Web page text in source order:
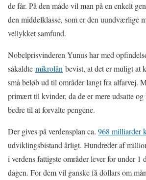
de får. På den måde vil man på en enkelt
den middelklasse, som er den uundværlige
vellykket samfund.
Nobelprisvinderen Yunus har med
såkaldte mikrolån bevist, at det er muligt at
små beløb ud til områder langt fra alfarvej.
primært til kvinder, da de er mere udsatte
bedre til at forvalte pengene.
Der gives på verdensplan ca. 968 milliarder
udviklingsbistand årligt. Hundreder af
i verdens fattigste områder lever for under 1
dagen. For dem vil ganske få dollars om